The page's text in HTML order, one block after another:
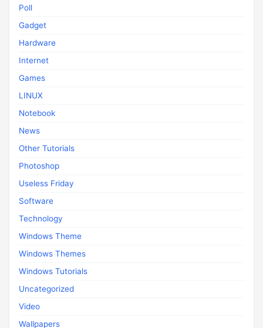
Poll
Gadget
Hardware
Internet
Games
LINUX
Notebook
News
Other Tutorials
Photoshop
Useless Friday
Software
Technology
Windows Theme
Windows Themes
Windows Tutorials
Uncategorized
Video
Wallpapers